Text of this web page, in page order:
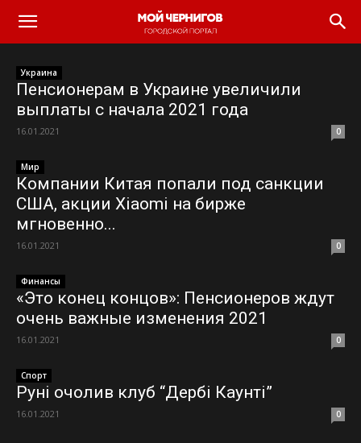
Украина
Пенсионерам в Украине увеличили
выплаты с начала 2021 года
16.01.2021 0
Мир
Компании Китая попали под санкции
США, акции Xiaomi на бирже
мгновенно...
16.01.2021 0
Финансы
«Это конец концов»: Пенсионеров ждут
очень важные изменения 2021
16.01.2021 0
Спорт
Руні очолив клуб “Дербі Каунті”
16.01.2021 0